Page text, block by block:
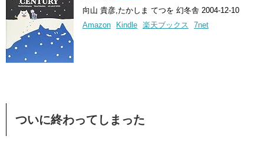
向山 貴彦,たかしま てつを 幻冬舎 2004-12-10
Amazon
Kindle 楽天ブックス 7net
ついに終わってしまった